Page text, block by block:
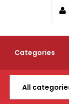
Categories